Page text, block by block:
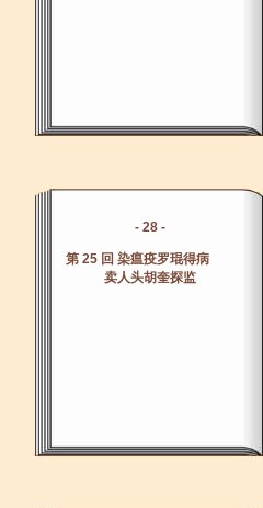
- 28 -
第 25 回 染瘟疫罗琨得病
卖人头胡奎探监